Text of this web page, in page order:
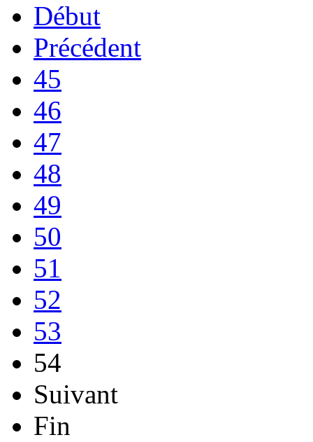
Début
Précédent
45
46
47
48
49
50
51
52
53
54
Suivant
Fin